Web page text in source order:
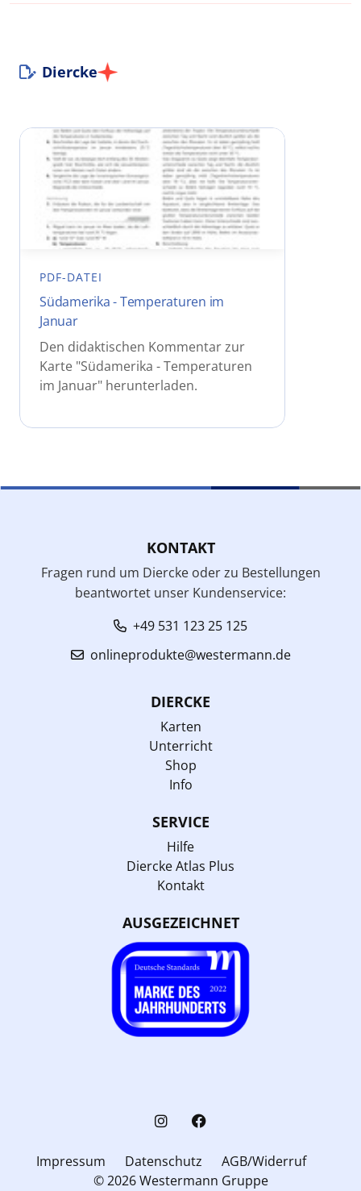
Diercke
PDF-DATEI
Südamerika - Temperaturen im
Januar
Den didaktischen Kommentar zur
Karte "Südamerika - Temperaturen
im Januar" herunterladen.
KONTAKT
Fragen rund um Diercke oder zu Bestellungen
beantwortet unser Kundenservice:
+49 531 123 25 125
onlineprodukte@westermann.de
DIERCKE
Karten
Unterricht
Shop
Info
SERVICE
Hilfe
Diercke Atlas Plus
Kontakt
AUSGEZEICHNET
Impressum Datenschutz
AGB/Widerruf
© 2026 Westermann Gruppe